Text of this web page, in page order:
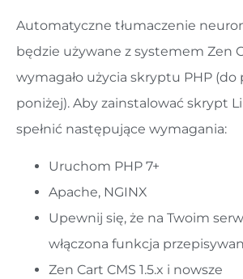
Automatyczne tłumaczenie
będzie używane z systemem Zen
wymagało użycia skryptu PHP (do
poniżej). Aby zainstalować skrypt
spełnić następujące wymagania:
Uruchom PHP 7+
Apache, NGINX
Upewnij się, że na Twoim
włączona funkcja
Zen Cart CMS 1.5.x i nowsze